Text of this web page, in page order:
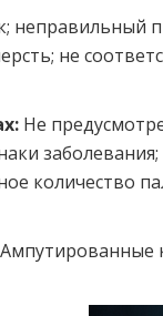
неправильный
не
Не
количество
Ампутированные